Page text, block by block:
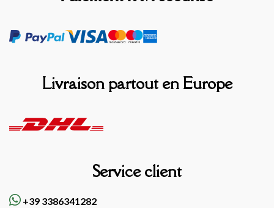
Livraison partout en Europe
Service client
+39 3386341282